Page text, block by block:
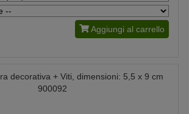
Aggiungi al carrello
decorativa + Viti, dimensioni: 5,5 x 9 cm
900092